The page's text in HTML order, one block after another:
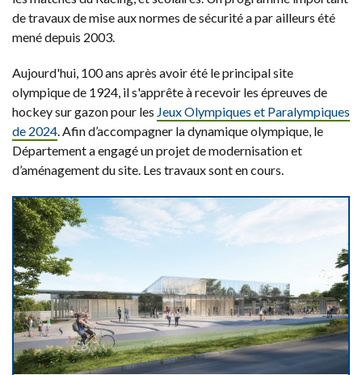
de travaux de mise aux normes de sécurité a par ailleurs été
mené depuis 2003.
Aujourd'hui, 100 ans après avoir été le principal site
olympique de 1924, il s'apprête à recevoir les épreuves de
hockey sur gazon pour les Jeux Olympiques et Paralympiques
de 2024. Afin d’accompagner la dynamique olympique, le
Département a engagé un projet de modernisation et
d’aménagement du site. Les travaux sont en cours.